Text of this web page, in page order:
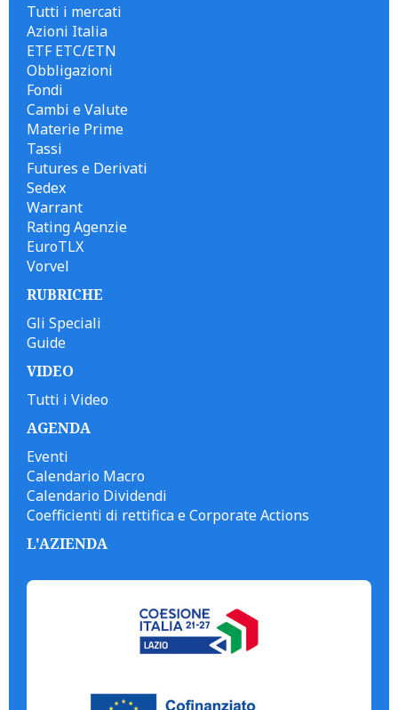
Tutti i mercati
Azioni Italia
ETF ETC/ETN
Obbligazioni
Fondi
Cambi e Valute
Materie Prime
Tassi
Futures e Derivati
Sedex
Warrant
Rating Agenzie
EuroTLX
Vorvel
RUBRICHE
Gli Speciali
Guide
VIDEO
Tutti i Video
AGENDA
Eventi
Calendario Macro
Calendario Dividendi
Coefficienti di rettifica e Corporate Actions
L'AZIENDA